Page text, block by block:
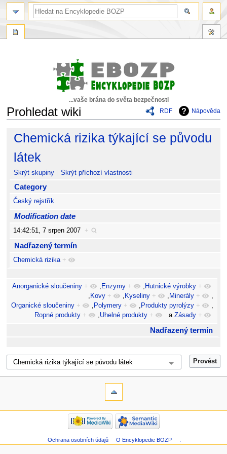
...vaše brána do světa bezpečnosti
RDF
Nápověda
Prohledat wiki
Skočit
navigaci
Skočit
vyhledávání
Chemická rizika týkající se původu
látek
Skrýt skupiny Skrýt příchozí vlastnosti
Category
Český rejstřík
Modification date
14:42:51, 7 srpen 2007 +
Nadřazený termín
Chemická rizika +
Anorganické sloučeniny + , Enzymy + , Hutnické výrobky +
, Kovy + , Kyseliny + , Minerály +
,
Organické sloučeniny + , Polymery + , Produkty pyrolýzy +
,
Ropné produkty + ,Uhelné produkty + aZásady +
Nadřazený termín
Ochrana osobních údajů O Encyklopedie BOZP